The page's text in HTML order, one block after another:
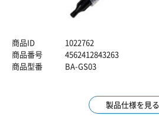
商品ID
1022762
商品番号
4562412843263
商品型番
BA-GS03
製品仕様を見る